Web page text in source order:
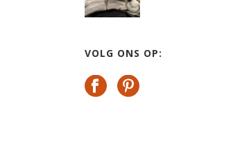
VOLG ONS OP: